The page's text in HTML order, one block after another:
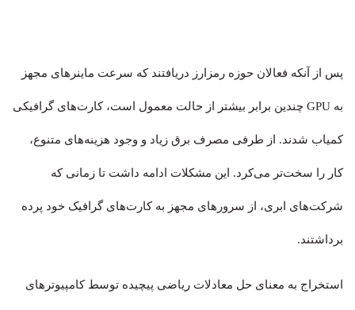
پس از آنکه فعالان حوزه رمزارز دریافتند که سرعت ماینرهای مجهز
به GPU چندین برابر بیشتر از حالت معمول است، کارت‌های گرافیکی
کمیاب شدند. از طرفی مصرف برق زیاد و وجود هزینه‌های متنوع،
کار را سخت‌تر می‌کرد. این مشکلات ادامه داشت تا زمانی که
شرکت‌های ابری، از سرورهای مجهز به کارت‌های گرافیک خود پرده‌
برداشتند.
استخراج به معنای حل معادلات ریاضی پیچیده توسط کامپیوترهای